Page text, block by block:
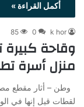
أكمل القراءة »
k hor
0
85
وقاحة
منزل أسرة
وطن – أثار مقطع
لقطات قيل إنها في